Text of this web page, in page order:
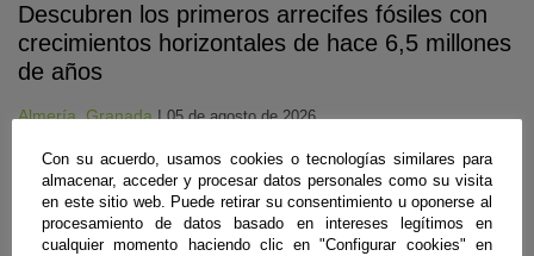
Descubren los primeros arrecifes fósiles con
crecimientos horizontales de hace 6,5 millones
de años
Almería,Granada|05 de agosto de 2026
Investigadores de las universidades de Almería y Granada han
identificado en varios puntos cercanos a la capital almeriense
afloramientos de origen marino correspondientes a la época geológica
previa en la que el Mediterráneo se secó casi por completo. En estos
arrecifes formados a casi 40 metros bajo el nivel del mar, la
Con su acuerdo, usamos cookies o tecnologías similares para
almacenar, acceder y procesar datos personales como su visita
en este sitio web. Puede retirar su consentimiento u oponerse al
procesamiento de datos basado en intereses legítimos en
cualquier momento haciendo clic en "Configurar cookies" en